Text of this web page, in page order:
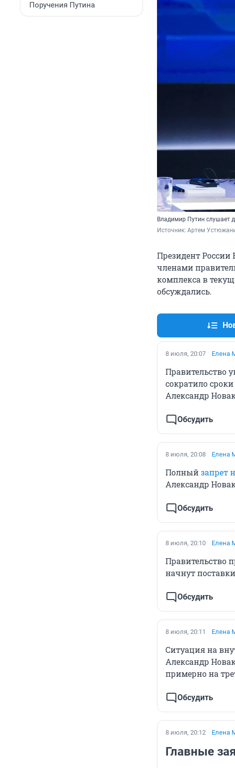
Поручения Путина
Владимир Путин слушает
Источник: Артем
Президент
членами
комплекса в
обсуждались.
8 июля, 20:07 Елена
Правительство
сократило
Александр
Обсудить
8 июля, 20:08 Елена
Полныйзапрет
Александр
Обсудить
8 июля, 20:10 Елена
Правительство
начнут
Обсудить
8 июля, 20:11 Елена
Ситуация на
Александр
примерно на
Обсудить
8 июля, 20:12 Елена
Главные